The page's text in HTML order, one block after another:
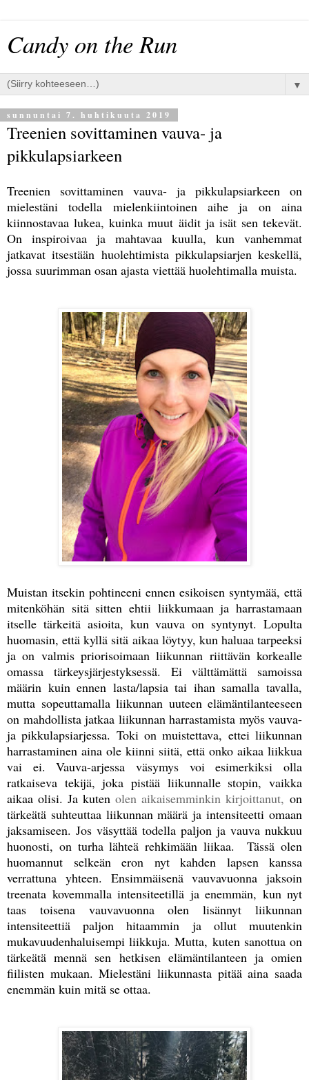
Candy on the Run
▼
sunnuntai 7. huhtikuuta 2019
Treenien sovittaminen vauva- ja
pikkulapsiarkeen
Treenien sovittaminen vauva- ja pikkulapsiarkeen on
mielestäni todella mielenkiintoinen aihe ja on aina
kiinnostavaa lukea, kuinka muut äidit ja isät sen tekevät.
On inspiroivaa ja mahtavaa kuulla, kun vanhemmat
jatkavat itsestään huolehtimista pikkulapsiarjen keskellä,
jossa suurimman osan ajasta viettää huolehtimalla muista.
Muistan itsekin pohtineeni ennen esikoisen syntymää, että
mitenköhän sitä sitten ehtii liikkumaan ja harrastamaan
itselle tärkeitä asioita, kun vauva on syntynyt. Lopulta
huomasin, että kyllä sitä aikaa löytyy, kun haluaa tarpeeksi
ja on valmis priorisoimaan liikunnan riittävän korkealle
omassa tärkeysjärjestyksessä. Ei välttämättä samoissa
määrin kuin ennen lasta/lapsia tai ihan samalla tavalla,
mutta sopeuttamalla liikunnan uuteen elämäntilanteeseen
on mahdollista jatkaa liikunnan harrastamista myös vauva-
ja pikkulapsiarjessa. Toki on muistettava, ettei liikunnan
harrastaminen aina ole kiinni siitä, että onko aikaa liikkua
vai ei. Vauva-arjessa väsymys voi esimerkiksi olla
ratkaiseva tekijä, joka pistää liikunnalle stopin, vaikka
aikaa olisi. Ja kuten olen aikaisemminkin kirjoittanut, on
tärkeätä suhteuttaa liikunnan määrä ja intensiteetti omaan
jaksamiseen. Jos väsyttää todella paljon ja vauva nukkuu
huonosti, on turha lähteä rehkimään liikaa. Tässä olen
huomannut selkeän eron nyt kahden lapsen kanssa
verrattuna yhteen. Ensimmäisenä vauvavuonna jaksoin
treenata kovemmalla intensiteetillä ja enemmän, kun nyt
taas toisena vauvavuonna olen lisännyt liikunnan
intensiteettiä paljon hitaammin ja ollut muutenkin
mukavuudenhaluisempi liikkuja. Mutta, kuten sanottua on
tärkeätä mennä sen hetkisen elämäntilanteen ja omien
fiilisten mukaan. Mielestäni liikunnasta pitää aina saada
enemmän kuin mitä se ottaa.